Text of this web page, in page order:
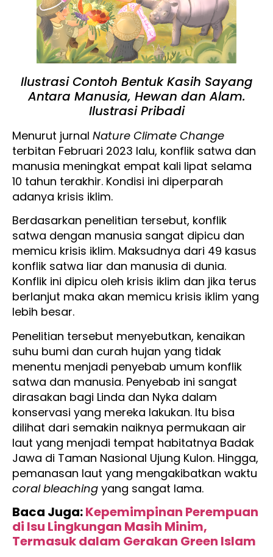
Ilustrasi Contoh Bentuk Kasih Sayang
Antara Manusia, Hewan dan Alam.
Ilustrasi Pribadi
Menurut jurnal Nature Climate Change
terbitan Februari 2023 lalu, konflik satwa dan
manusia meningkat empat kali lipat selama
10 tahun terakhir. Kondisi ini diperparah
adanya krisis iklim.
Berdasarkan penelitian tersebut, konflik
satwa dengan manusia sangat dipicu dan
memicu krisis iklim. Maksudnya dari 49 kasus
konflik satwa liar dan manusia di dunia.
Konflik ini dipicu oleh krisis iklim dan jika terus
berlanjut maka akan memicu krisis iklim yang
lebih besar.
Penelitian tersebut menyebutkan, kenaikan
suhu bumi dan curah hujan yang tidak
menentu menjadi penyebab umum konflik
satwa dan manusia. Penyebab ini sangat
dirasakan bagi Linda dan Nyka dalam
konservasi yang mereka lakukan. Itu bisa
dilihat dari semakin naiknya permukaan air
laut yang menjadi tempat habitatnya Badak
Jawa di Taman Nasional Ujung Kulon. Hingga,
pemanasan laut yang mengakibatkan waktu
coral bleaching yang sangat lama.
Baca Juga:Kepemimpinan Perempuan
di Isu Lingkungan Masih Minim,
Termasuk dalam Gerakan Green Islam